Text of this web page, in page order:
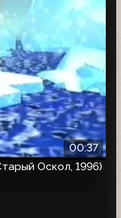
00:37
Оскол, 1996)